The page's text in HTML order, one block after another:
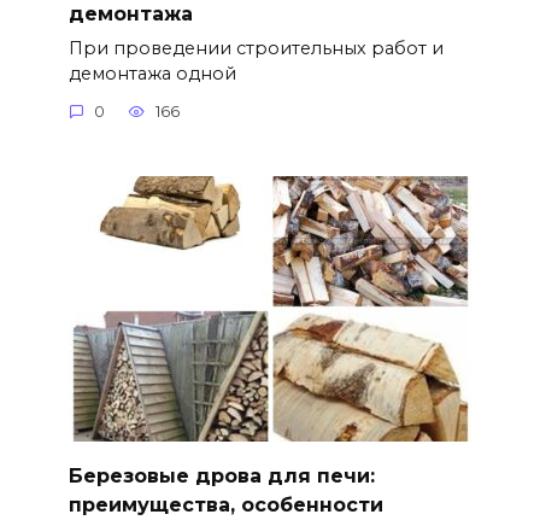
демонтажа
При проведении строительных работ и
демонтажа одной
0 166
Березовые дрова для печи:
преимущества, особенности